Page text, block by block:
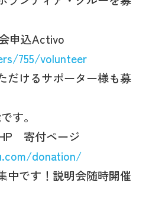
申込Activo
755/volunteer
だけるサポーター様も募
す。
寄付ページ
donation/
中です！説明会随時開催